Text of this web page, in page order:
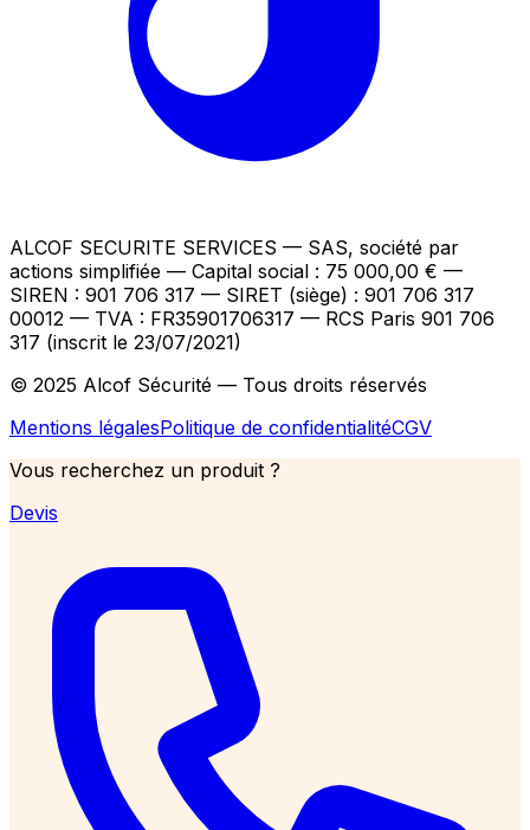
ALCOF SECURITE SERVICES — SAS, société par
actions simplifiée — Capital social : 75 000,00 € —
SIREN : 901 706 317 — SIRET (siège) : 901 706 317
00012 — TVA : FR35901706317 — RCS Paris 901 706
317 (inscrit le 23/07/2021)
© 2025 Alcof Sécurité — Tous droits réservés
Mentions légalesPolitique de confidentialitéCGV
Vous recherchez un produit ?
Devis